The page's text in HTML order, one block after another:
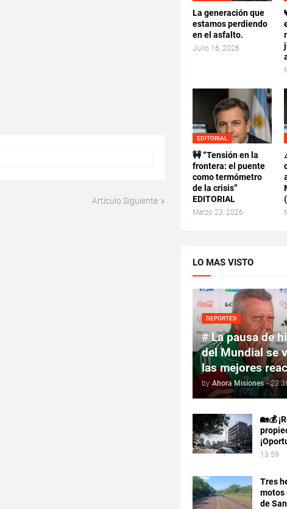
Artículo Siguiente
La generación que
estamos perdiendo
en el asfalto.
Julio 16, 2026
EDITORIAL
🚧 “Tensión en la
frontera: el puente
como termómetro
de la crisis”
EDITORIAL
Marzo 23, 2026
LO MAS VISTO
DEPORTES
# La pausa de
del Mundial se
las mejores
by Ahora Misiones -
🏡💰
13:59
Tres
motos
de